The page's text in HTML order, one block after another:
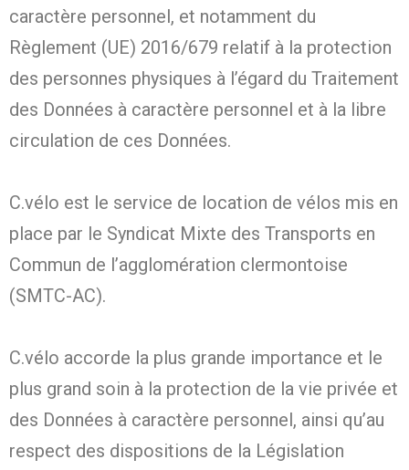
caractère personnel, et notamment du
Règlement (UE) 2016/679 relatif à la protection
des personnes physiques à l’égard du Traitement
des Données à caractère personnel et à la libre
circulation de ces Données.
C.vélo est le service de location de vélos mis en
place par le Syndicat Mixte des Transports en
Commun de l’agglomération clermontoise
(SMTC-AC).
C.vélo accorde la plus grande importance et le
plus grand soin à la protection de la vie privée et
des Données à caractère personnel, ainsi qu’au
respect des dispositions de la Législation